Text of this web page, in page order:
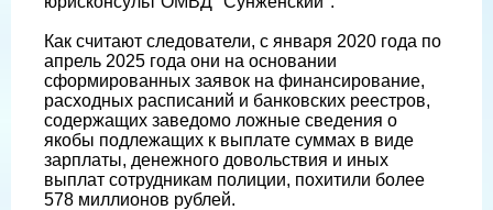
Как считают следователи, с января 2020 года по
апрель 2025 года они на основании
сформированных заявок на финансирование,
расходных расписаний и банковских реестров,
содержащих заведомо ложные сведения о
якобы подлежащих к выплате суммах в виде
зарплаты, денежного довольствия и иных
выплат сотрудникам полиции, похитили более
578 миллионов рублей.